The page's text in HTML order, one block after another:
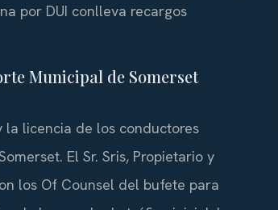
por DUI conlleva recargos
Municipal de Somerset
la licencia de los conductores
El Sr. Sris, Propietario y
los Of Counsel del bufete para